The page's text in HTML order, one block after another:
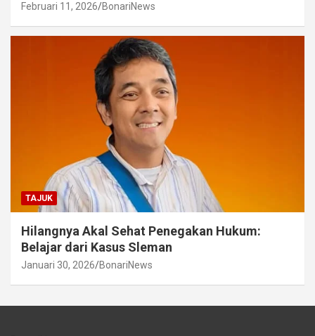
Februari 11, 2026 BonariNews
TAJUK
Hilangnya Akal Sehat Penegakan Hukum:
Belajar dari Kasus Sleman
Januari 30, 2026 BonariNews